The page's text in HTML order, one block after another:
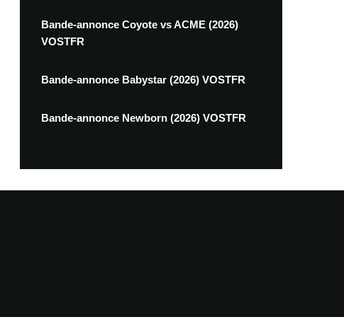
Bande-annonce Coyote vs ACME (2026)
VOSTFR
Bande-annonce Babystar (2026) VOSTFR
Bande-annonce Newborn (2026) VOSTFR